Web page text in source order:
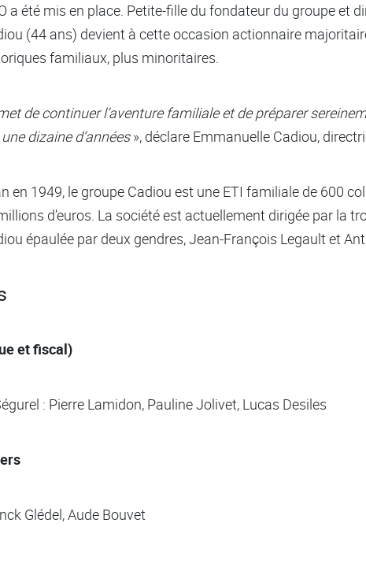
a été mis en place. Petite-fille du fondateur du groupe et
(44 ans) devient à cette occasion actionnaire
familiaux, plus minoritaires.
de continuer l’aventure familiale et de préparer
dizaine d’années», déclare Emmanuelle Cadiou,
en 1949, le groupe Cadiou est une ETI familiale de 600
d’euros. La société est actuellement dirigée par la
épaulée par deux gendres, Jean-François Legault et
et fiscal)
: Pierre Lamidon, Pauline Jolivet, Lucas Desiles
Glédel, Aude Bouvet